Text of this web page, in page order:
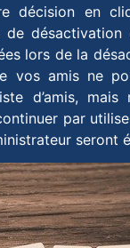
décision en
de
lors de la
vos amis ne
d’amis,
par
seront